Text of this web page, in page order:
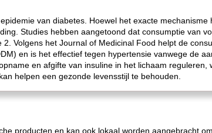
van diabetes. Hoewel het exacte mechanisme
Studies hebben aangetoond dat consumptie van
Volgens het Journal of Medicinal Food helpt de
en is het effectief tegen hypertensie vanwege de
en afgifte van insuline in het lichaam reguleren,
helpen een gezonde levensstijl te behouden.
producten en kan ook lokaal worden aangebracht